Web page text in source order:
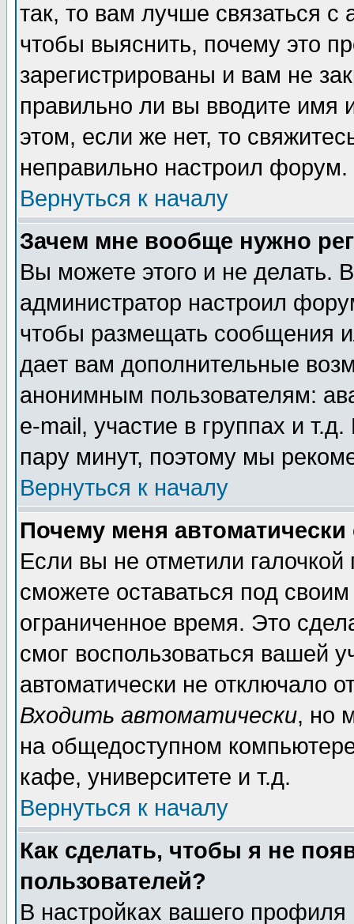
так, то вам лучше связаться
чтобы выяснить, почему это
зарегистрированы и вам не
правильно ли вы вводите
этом, если же нет, то
неправильно настроил форум.
Вернуться к началу
Зачем мне вообще нужно
Вы можете этого и не делать.
администратор настроил
чтобы размещать сообщения
дает вам дополнительные
анонимным пользователям:
e-mail, участие в группах и
пару минут, поэтому мы
Вернуться к началу
Почему меня автоматически
Если вы не отметили галочкой
сможете оставаться под
ограниченное время. Это
смог воспользоваться вашей
автоматически не отключало
Входить автоматически, но
на общедоступном
кафе, университете и т.д.
Вернуться к началу
Как сделать, чтобы я не
пользователей?
В настройках вашего